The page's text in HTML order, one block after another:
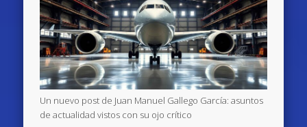
Un nuevo post de Juan Manuel Gallego García: asuntos
de actualidad vistos con su ojo crítico